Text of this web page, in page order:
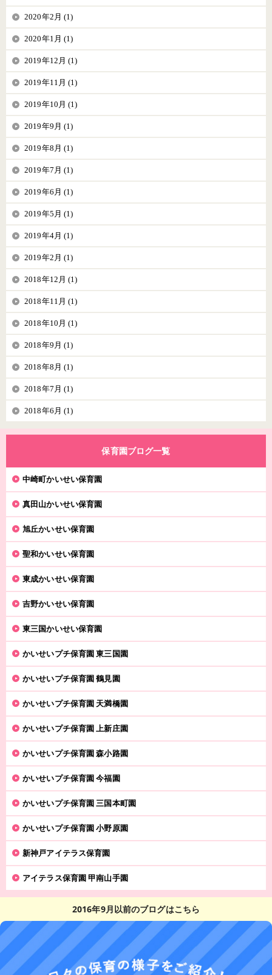
2020年2月 (1)
2020年1月 (1)
2019年12月 (1)
2019年11月 (1)
2019年10月 (1)
2019年9月 (1)
2019年8月 (1)
2019年7月 (1)
2019年6月 (1)
2019年5月 (1)
2019年4月 (1)
2019年2月 (1)
2018年12月 (1)
2018年11月 (1)
2018年10月 (1)
2018年9月 (1)
2018年8月 (1)
2018年7月 (1)
2018年6月 (1)
保育園ブログ一覧
中崎町かいせい保育園
真田山かいせい保育園
旭丘かいせい保育園
聖和かいせい保育園
東成かいせい保育園
吉野かいせい保育園
東三国かいせい保育園
かいせいプチ保育園 東三国園
かいせいプチ保育園 鶴見園
かいせいプチ保育園 天満橋園
かいせいプチ保育園 上新庄園
かいせいプチ保育園 森小路園
かいせいプチ保育園 今福園
かいせいプチ保育園 三国本町園
かいせいプチ保育園 小野原園
新神戸アイテラス保育園
アイテラス保育園 甲南山手園
2016年9月以前のブログはこちら